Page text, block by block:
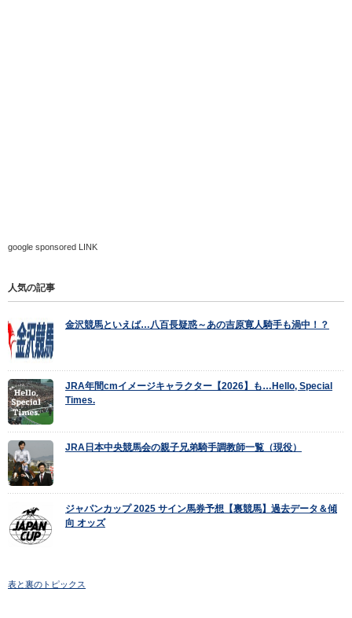
google sponsored LINK
人気の記事
金沢競馬といえば…八百長疑惑～あの吉原寛人騎手も渦中！？
JRA年間cmイメージキャラクター【2026】も…Hello, Special
Times.
JRA日本中央競馬会の親子兄弟騎手調教師一覧（現役）
ジャパンカップ 2025 サイン馬券予想【裏競馬】過去データ＆傾
向 オッズ
表と裏のトピックス